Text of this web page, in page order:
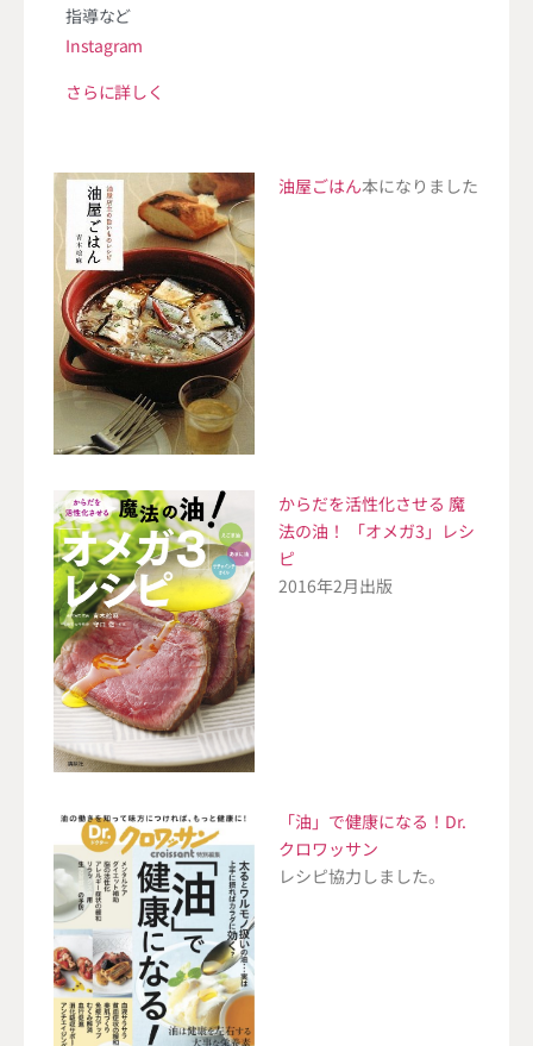
指導など
Instagram
さらに詳しく
油屋ごはん本になりました
からだを活性化させる 魔
法の油！ 「オメガ3」レシ
ピ
2016年2月出版
「油」で健康になる！Dr.
クロワッサン
レシピ協力しました。